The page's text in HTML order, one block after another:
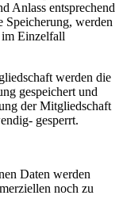
Anlass entsprechend
Speicherung, werden
Einzelfall
werden die
gespeichert und
der Mitgliedschaft
gesperrt.
Daten werden
noch zu